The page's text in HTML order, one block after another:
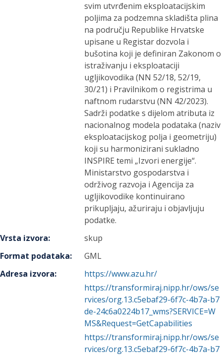
svim utvrđenim eksploatacijskim
poljima za podzemna skladišta plina
na području Republike Hrvatske
upisane u Registar dozvola i
bušotina koji je definiran Zakonom o
istraživanju i eksploataciji
ugljikovodika (NN 52/18, 52/19,
30/21) i Pravilnikom o registrima u
naftnom rudarstvu (NN 42/2023).
Sadrži podatke s dijelom atributa iz
nacionalnog modela podataka (naziv
eksploatacijskog polja i geometriju)
koji su harmonizirani sukladno
INSPIRE temi „Izvori energije“.
Ministarstvo gospodarstva i
održivog razvoja i Agencija za
ugljikovodike kontinuirano
prikupljaju, ažuriraju i objavljuju
podatke.
Vrsta izvora:
skup
Format podataka:
GML
Adresa izvora:
https://www.azu.hr/
https://transformiraj.nipp.hr/ows/se
rvices/org.13.c5ebaf29-6f7c-4b7a-b7
de-24c6a0224b17_wms?SERVICE=W
MS&Request=GetCapabilities
https://transformiraj.nipp.hr/ows/se
rvices/org.13.c5ebaf29-6f7c-4b7a-b7